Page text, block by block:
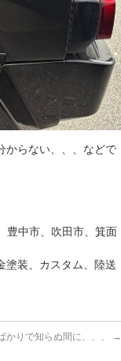
からない、、、などで
豊中市、吹田市、箕面
塗装、カスタム、陸送
かりで知らぬ間に、、、 →